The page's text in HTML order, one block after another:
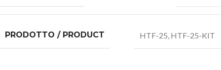
PRODOTTO / PRODUCT HTF-25, HTF-25-KIT